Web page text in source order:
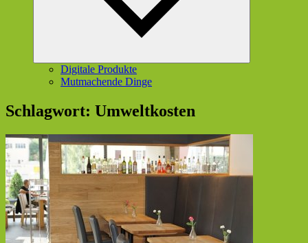
Digitale Produkte
Mutmachende Dinge
Schlagwort: Umweltkosten